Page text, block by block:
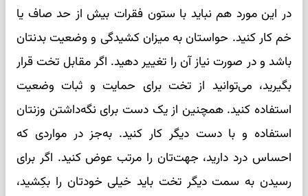
در این مورد هم نباید با ستون فقرات بیش از حد صاف یا
خم کار کنید. حواستان به میزان کشیدگی و وضعیت بدنتان
باشد و در صورت نیاز آن را تغییر دهید. اگر مقابل تخت قرار
بگیرید، می‌توانید از تخت برای حمایت و ثبات وضعیت
استفاده کنید. همچنین از یک دست برای نگه‌داشتن وزنتان
استفاده و با دست دیگر کار کنید. به‌جز در مواردی که
احساس درد دارید، جهت‌تان را مرتب عوض کنید. اگر برای
رسیدن به سمت دیگر تخت باید خیلی خودتان را بکِشید،